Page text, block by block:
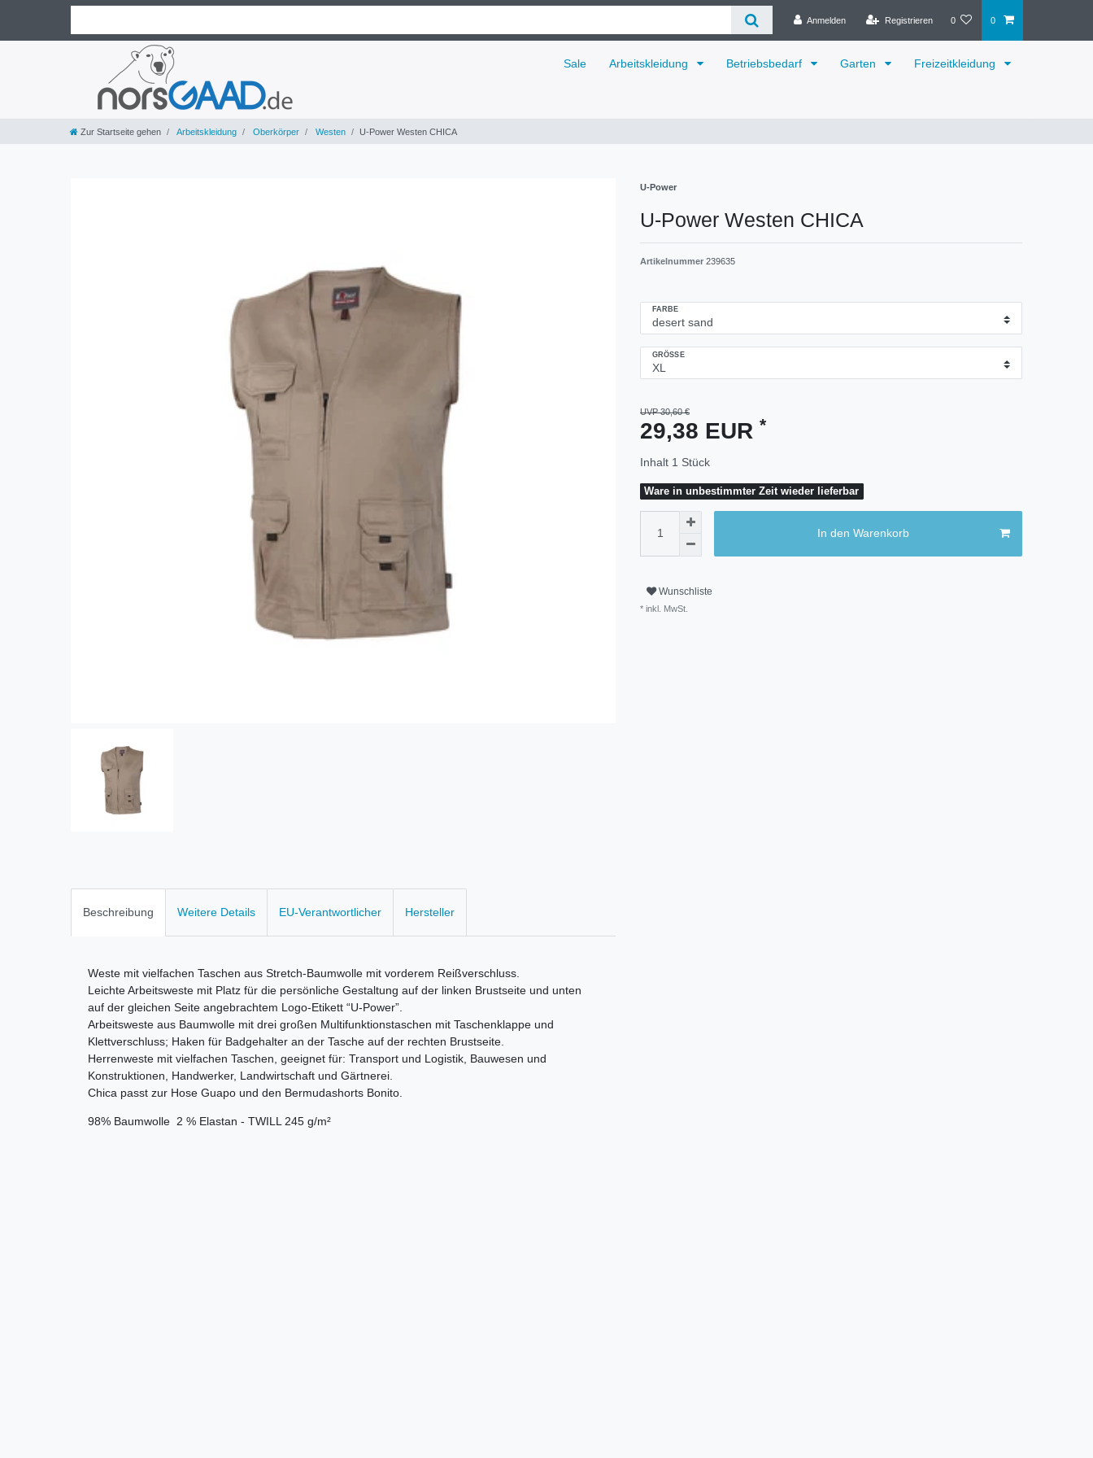
Anmelden Registrieren 0 0
Sale Arbeitskleidung Betriebsbedarf Garten Freizeitkleidung
Zur Startseite gehen Arbeitskleidung Oberkörper Westen U-Power Westen CHICA
U-Power
U-Power Westen CHICA
Artikelnummer 239635
FARBE
GRÖSSE
UVP 30,60 €
29,38 EUR *
Inhalt 1 Stück
Ware in unbestimmter Zeit wieder lieferbar
In den Warenkorb
Wunschliste
* inkl. MwSt.
Beschreibung Weitere Details EU-Verantwortlicher Hersteller
Weste mit vielfachen Taschen aus Stretch-Baumwolle mit vorderem Reißverschluss.
Leichte Arbeitsweste mit Platz für die persönliche Gestaltung auf der linken Brustseite und unten
auf der gleichen Seite angebrachtem Logo-Etikett “U-Power”.
Arbeitsweste aus Baumwolle mit drei großen Multifunktionstaschen mit Taschenklappe und
Klettverschluss; Haken für Badgehalter an der Tasche auf der rechten Brustseite.
Herrenweste mit vielfachen Taschen, geeignet für: Transport und Logistik, Bauwesen und
Konstruktionen, Handwerker, Landwirtschaft und Gärtnerei.
Chica passt zur Hose Guapo und den Bermudashorts Bonito.
98% Baumwolle  2 % Elastan - TWILL 245 g/m²